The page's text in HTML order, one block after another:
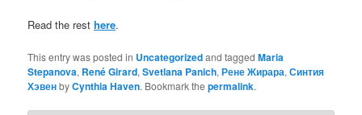
Read the resthere.
This entry was posted in Uncategorizedand taggedMaria
Stepanova, René Girard,Svetlana Panich,Рене Жирара,Синтия
ХэвенbyCynthia Haven. Bookmark thepermalink.